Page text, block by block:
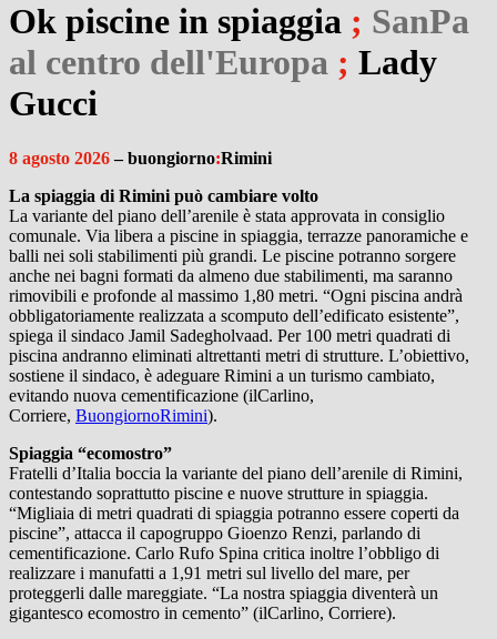
Ok piscine in spiaggia ; SanPa
al centro dell'Europa ; Lady
Gucci
8 agosto 2026– buongiorno:Rimini
La spiaggia di Rimini può cambiare volto
La variante del piano dell’arenile è stata approvata in consiglio
comunale. Via libera a piscine in spiaggia, terrazze panoramiche e
balli nei soli stabilimenti più grandi. Le piscine potranno sorgere
anche nei bagni formati da almeno due stabilimenti, ma saranno
rimovibili e profonde al massimo 1,80 metri. “Ogni piscina andrà
obbligatoriamente realizzata a scomputo dell’edificato esistente”,
spiega il sindaco Jamil Sadegholvaad. Per 100 metri quadrati di
piscina andranno eliminati altrettanti metri di strutture. L’obiettivo,
sostiene il sindaco, è adeguare Rimini a un turismo cambiato,
evitando nuova cementificazione (ilCarlino,
Corriere, BuongiornoRimini).
Spiaggia “ecomostro”
Fratelli d’Italia boccia la variante del piano dell’arenile di Rimini,
contestando soprattutto piscine e nuove strutture in spiaggia.
“Migliaia di metri quadrati di spiaggia potranno essere coperti da
piscine”, attacca il capogruppo Gioenzo Renzi, parlando di
cementificazione. Carlo Rufo Spina critica inoltre l’obbligo di
realizzare i manufatti a 1,91 metri sul livello del mare, per
proteggerli dalle mareggiate. “La nostra spiaggia diventerà un
gigantesco ecomostro in cemento” (ilCarlino, Corriere).